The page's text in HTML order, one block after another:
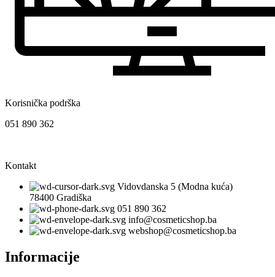
Korisnička podrška
051 890 362
Kontakt
Vidovdanska 5 (Modna kuća)
78400 Gradiška
051 890 362
info@cosmeticshop.ba
webshop@cosmeticshop.ba
Informacije